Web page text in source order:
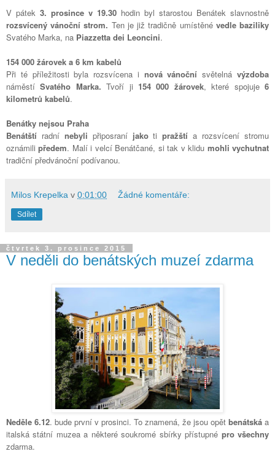
V pátek 3. prosince v 19.30 hodin byl starostou Benátek slavnostně
rozsvícený vánoční strom. Ten je již tradičně umístěné vedle baziliky
Svatého Marka, na Piazzetta dei Leoncini.
154 000 žárovek a 6 km kabelů
Při té příležitosti byla rozsvícena i nová vánočnísvětelnávýzdoba
náměstíSvatého Marka. Tvoří ji 154 000 žárovek, které spojuje6
kilometrů kabelů.
Benátky nejsou Praha
Benátští radní nebyli připosraní jakotipražští a rozsvícení stromu
oznámilipředem. Malí i velcí Benátčané, si tak v klidu mohli vychutnat
tradiční předvánoční podívanou.
Milos Krepelka v 0:01:00 Žádné komentáře:
Sdílet
čtvrtek 3. prosince 2015
V neděli do benátských muzeí zdarma
Neděle 6.12. bude první v prosinci. To znamená, že jsou opět benátská a
italská státní muzea a některé soukromé sbírky přístupné pro všechny
zdarma.